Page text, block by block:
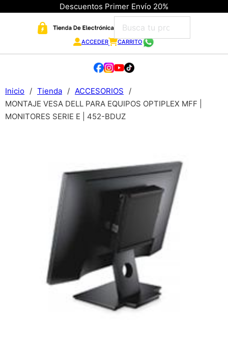
Descuentos Primer Envío 20%
ACCEDER CARRITO
Inicio / Tienda / ACCESORIOS
/
MONTAJE VESA DELL PARA EQUIPOS OPTIPLEX MFF |
MONITORES SERIE E | 452-BDUZ